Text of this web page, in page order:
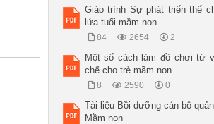
Giáo trình Sự phát triển thể
lứa tuổi mầm non
84 2654 2
Một số cách làm đồ chơi từ
chế cho trẻ mầm non
8 2590 0
Tài liệu Bồi dưỡng cán bộ
Mầm non